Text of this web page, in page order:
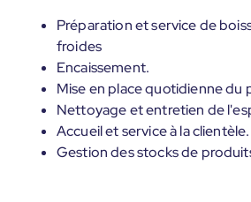
Préparation et service de
froides
Encaissement.
Mise en place quotidienne du
Nettoyage et entretien de
Accueil et service à la clientèle.
Gestion des stocks de